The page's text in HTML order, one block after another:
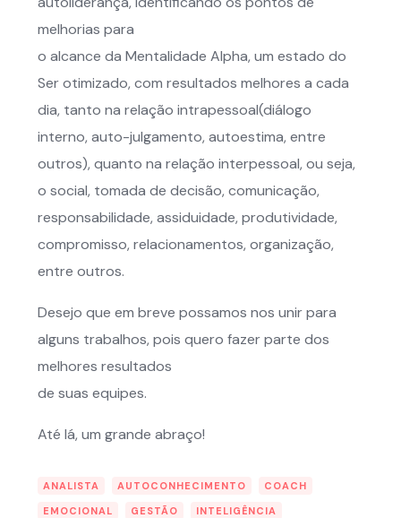
melhorias para
o alcance da Mentalidade Alpha, um estado do
Ser otimizado, com resultados melhores a cada
dia, tanto na relação intrapessoal(diálogo
interno, auto-julgamento, autoestima, entre
outros), quanto na relação interpessoal, ou seja,
o social, tomada de decisão, comunicação,
responsabilidade, assiduidade, produtividade,
compromisso, relacionamentos, organização,
entre outros.
Desejo que em breve possamos nos unir para
alguns trabalhos, pois quero fazer parte dos
melhores resultados
de suas equipes.
Até lá, um grande abraço!
ANALISTA AUTOCONHECIMENTO
COACH
EMOCIONAL
GESTÃO
INTELIGÊNCIA